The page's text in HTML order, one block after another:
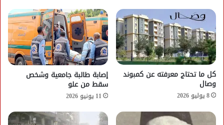
كل ما تحتاج معرفته عن كمبوند
وصال
8 يوليو 2026
إصابة طالبة جامعية وشخص
سقط من علو
11 يونيو 2026